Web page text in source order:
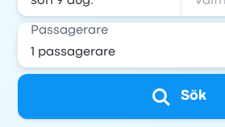
Passagerare
Sök